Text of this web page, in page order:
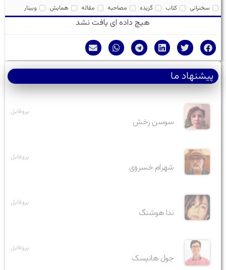
سخنرانی
کتاب گزیده مصاحبه مقاله همایش وبینار
هیچ داده ای یافت نشد
پیشنهاد ما
پروفایل
سوسن رخش
پروفایل
شهرام خسروی
پروفایل
ندا هوشنگ
پروفایل
جول هانیسک